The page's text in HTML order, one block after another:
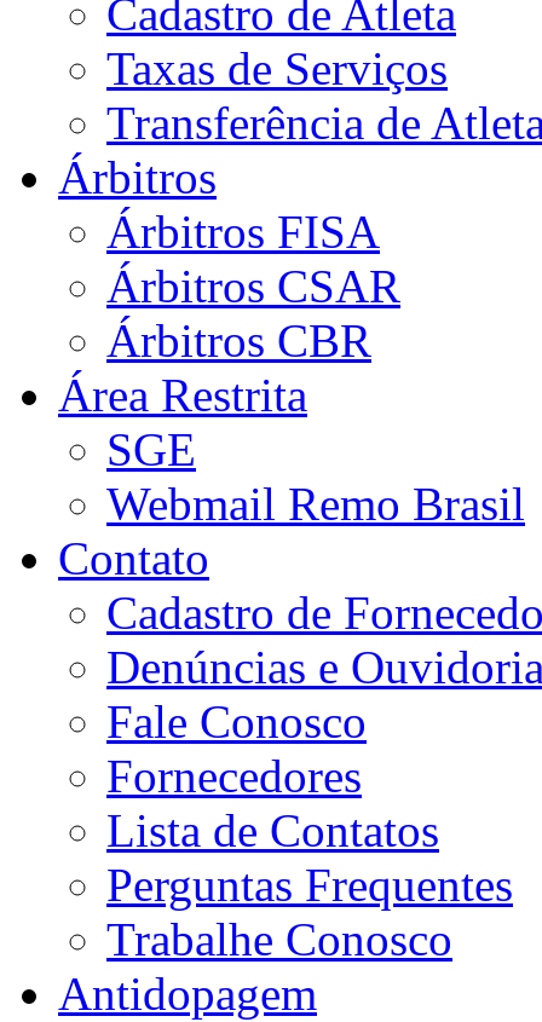
Cadastro de Atleta
Taxas de Serviços
Transferência de
Árbitros
Árbitros FISA
Árbitros CSAR
Árbitros CBR
Área Restrita
SGE
Webmail Remo Brasil
Contato
Cadastro de
Denúncias e
Fale Conosco
Fornecedores
Lista de Contatos
Perguntas Frequentes
Trabalhe Conosco
Antidopagem